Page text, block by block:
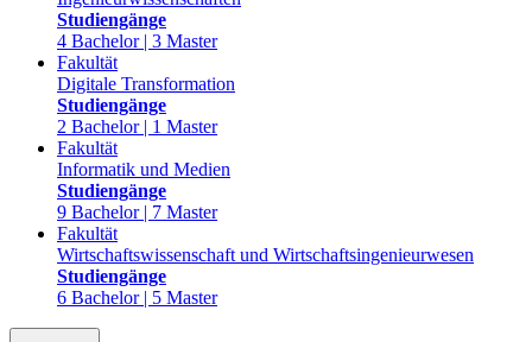
Studiengänge
4 Bachelor | 3 Master
Fakultät
Digitale Transformation
Studiengänge
2 Bachelor | 1 Master
Fakultät
Informatik und Medien
Studiengänge
9 Bachelor | 7 Master
Fakultät
Wirtschaftswissenschaft und Wirtschaftsingenieurwesen
Studiengänge
6 Bachelor | 5 Master